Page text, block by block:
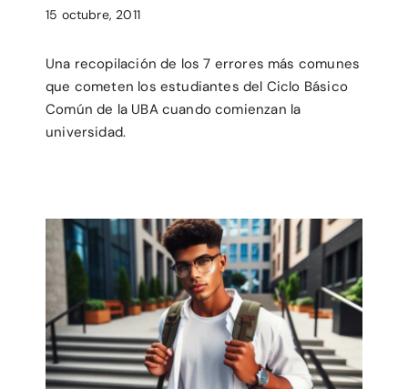
15 octubre, 2011
Una recopilación de los 7 errores más comunes
que cometen los estudiantes del Ciclo Básico
Común de la UBA cuando comienzan la
universidad.